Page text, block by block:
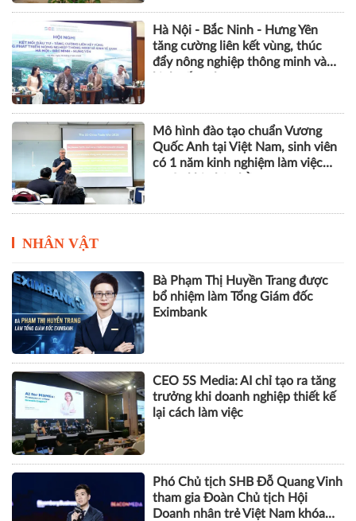
Hà Nội - Bắc Ninh - Hưng Yên
tăng cường liên kết vùng, thúc
đẩy nông nghiệp thông minh và
Mô hình đào tạo chuẩn Vương
Quốc Anh tại Việt Nam, sinh viên
có 1 năm kinh nghiệm làm việc
NHÂN VẬT
Bà Phạm Thị Huyền Trang được
bổ nhiệm làm Tổng Giám đốc
Eximbank
CEO 5S Media: AI chỉ tạo ra tăng
trưởng khi doanh nghiệp thiết kế
lại cách làm việc
Phó Chủ tịch SHB Đỗ Quang Vinh
tham gia Đoàn Chủ tịch Hội
Doanh nhân trẻ Việt Nam khóa